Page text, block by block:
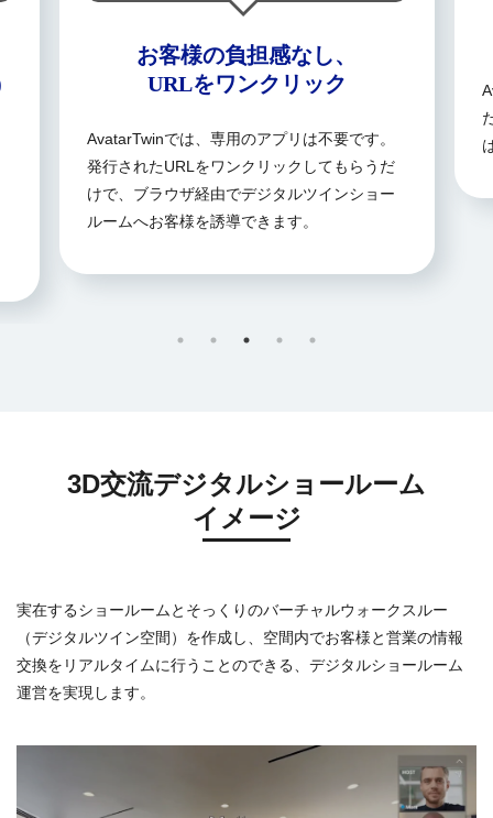
お客様の負担感なし、
URLをワンクリック
AvatarTwinでは、専用のアプリは不要です。
発行されたURLをワンクリックしてもらうだ
けで、ブラウザ経由でデジタルツインショー
ルームへお客様を誘導できます。
3D交流デジタルショールーム
イメージ
実在するショールームとそっくりのバーチャルウォークスルー
（デジタルツイン空間）を作成し、空間内でお客様と営業の情報
交換をリアルタイムに行うことのできる、デジタルショールーム
運営を実現します。